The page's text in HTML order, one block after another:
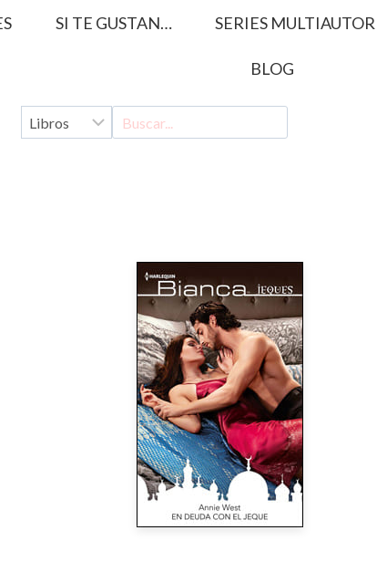
SI TE GUSTAN… SERIES MULTIAUTOR
BLOG